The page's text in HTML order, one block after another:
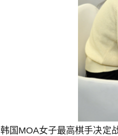
韩国MOA女子最高棋手决定